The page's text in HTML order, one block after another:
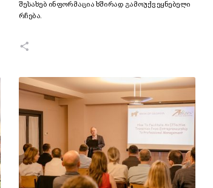
შესახებ ინფორმაცია ხშირად გამოუქვეყნებელი
რჩება.